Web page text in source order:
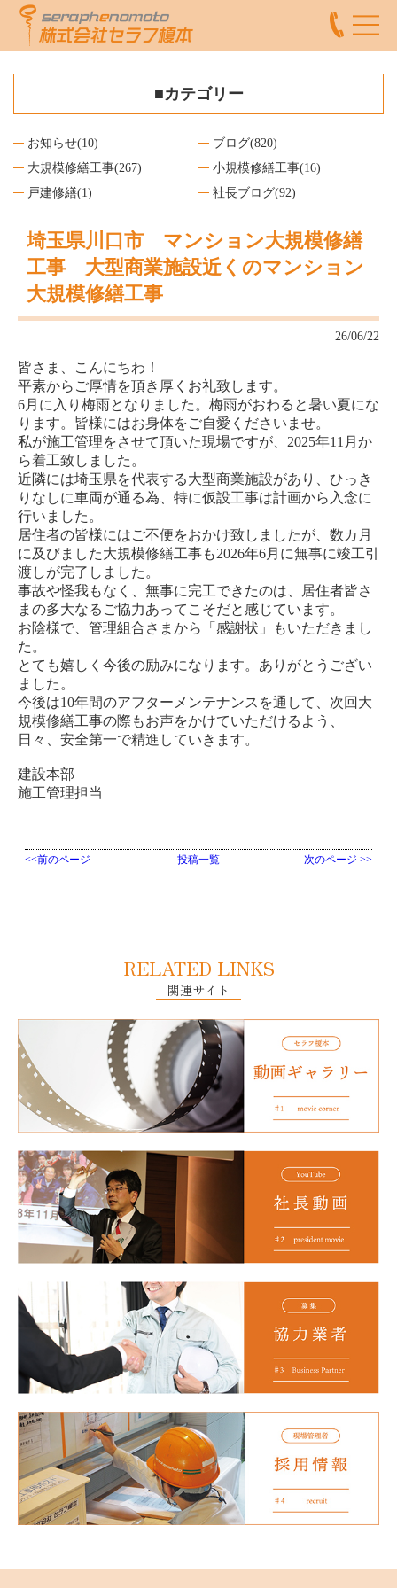
■カテゴリー
お知らせ(10) ブログ(820)
大規模修繕工事(267) 小規模修繕工事(16)
戸建修繕(1) 社長ブログ(92)
埼玉県川口市 マンション大規模修繕
工事 大型商業施設近くのマンション
大規模修繕工事
26/06/22
皆さま、こんにちわ！
平素からご厚情を頂き厚くお礼致します。
6月に入り梅雨となりました。梅雨がおわると暑い夏にな
ります。皆様にはお身体をご自愛くださいませ。
私が施工管理をさせて頂いた現場ですが、2025年11月か
ら着工致しました。
近隣には埼玉県を代表する大型商業施設があり、ひっき
りなしに車両が通る為、特に仮設工事は計画から入念に
行いました。
居住者の皆様にはご不便をおかけ致しましたが、数カ月
に及びました大規模修繕工事も2026年6月に無事に竣工引
渡しが完了しました。
事故や怪我もなく、無事に完工できたのは、居住者皆さ
まの多大なるご協力あってこそだと感じています。
お陰様で、管理組合さまから「感謝状」もいただきまし
た。
とても嬉しく今後の励みになります。ありがとうござい
ました。
今後は10年間のアフターメンテナンスを通して、次回大
規模修繕工事の際もお声をかけていただけるよう、
日々、安全第一で精進していきます。
建設本部
施工管理担当
<<前のページ 投稿一覧 次のページ >>
RELATED LINKS
関連サイト